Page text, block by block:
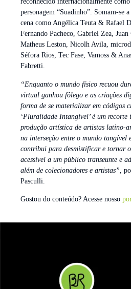
personagem “Suadinho”. Somam-se
cena como Angélica Teuta & Rafael
Fernando Pacheco, Gabriel Zea,
Matheus Leston, Nicolh Avila,
Séfora Rios, Tec Fase, Vamoss &
Fabretti.
“Enquanto o mundo físico recuou
virtual ganhou fôlego e as criações
forma de se materializar em códigos
‘Pluralidade Intangível’ é um
produção artística de artistas latino-
na interseção entre o mundo
contribui para desmistificar e tornar
acessível a um público transeunte e
além de colecionadores e artistas” ,
Pasculli.
Gostou do conteúdo? Acesse nosso